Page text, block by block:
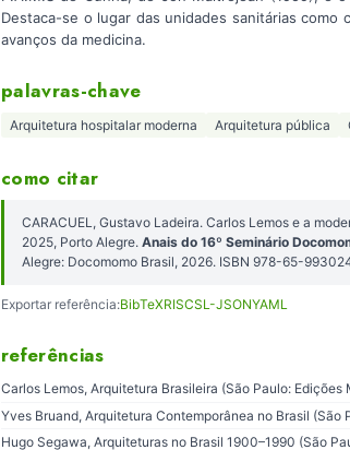
Destaca-se o lugar das unidades sanitárias
avanços da medicina.
palavras-chave
Arquitetura hospitalar moderna Arquitetura pública
como citar
CARACUEL, Gustavo Ladeira. Carlos Lemos e a
2025, Porto Alegre. Anais do 16º Seminário
Alegre: Docomomo Brasil, 2026. ISBN 978-65-
Exportar referência:BibTeXRISCSL-JSONYAML
referências
Carlos Lemos, Arquitetura Brasileira (São Paulo: Edições
Yves Bruand, Arquitetura Contemporânea no Brasil (São
Hugo Segawa, Arquiteturas no Brasil 1900–1990 (São